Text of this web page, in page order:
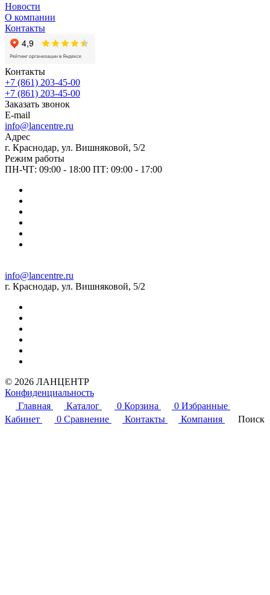
Новости
О компании
Контакты
Контакты
+7 (861) 203-45-00
+7 (861) 203-45-00
Заказать звонок
E-mail
info@lancentre.ru
Адрес
г. Краснодар, ул. Вишняковой, 5/2
Режим работы
ПН-ЧТ: 09:00 - 18:00 ПТ: 09:00 - 17:00
info@lancentre.ru
г. Краснодар, ул. Вишняковой, 5/2
© 2026 ЛАНЦЕНТР
Конфиденциальность
Главная
Каталог 0 Корзина 0 Избранные
Кабинет
0 Сравнение Контакты Компания Поиск